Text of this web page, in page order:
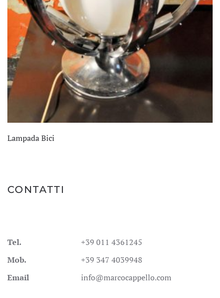
Lampada Bici
CONTATTI
Tel.
+39 011 4361245
Mob.
+39 347 4039948
Email
info@marcocappello.com